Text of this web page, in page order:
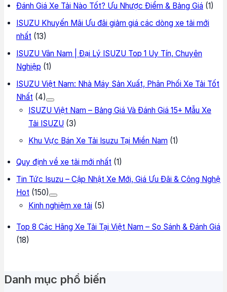
Đánh Giá Xe Tải Nào Tốt? Ưu Nhược Điểm & Bảng Giá (1)
ISUZU Khuyến Mãi Ưu đãi giảm giá các dòng xe tải mới
nhất (13)
ISUZU Vân Nam | Đại Lý ISUZU Top 1 Uy Tín, Chuyên
Nghiệp (1)
ISUZU Việt Nam: Nhà Máy Sản Xuất, Phân Phối Xe Tải Tốt
Nhất (4)
ISUZU Việt Nam – Bảng Giá Và Đánh Giá 15+ Mẫu Xe
Tải ISUZU (3)
Khu Vực Bán Xe Tải Isuzu Tại Miền Nam (1)
Quy định về xe tải mới nhất (1)
Tin Tức Isuzu – Cập Nhật Xe Mới, Giá Ưu Đãi & Công Nghệ
Hot (150)
Kinh nghiệm xe tải (5)
Top 8 Các Hãng Xe Tải Tại Việt Nam – So Sánh & Đánh Giá
(18)
Danh mục phổ biến